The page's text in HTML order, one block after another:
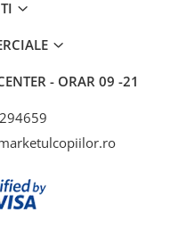
- ORAR 09 -21